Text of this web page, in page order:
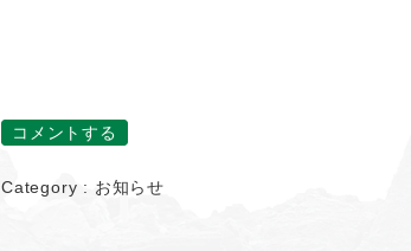
コメントする
Category : お知らせ